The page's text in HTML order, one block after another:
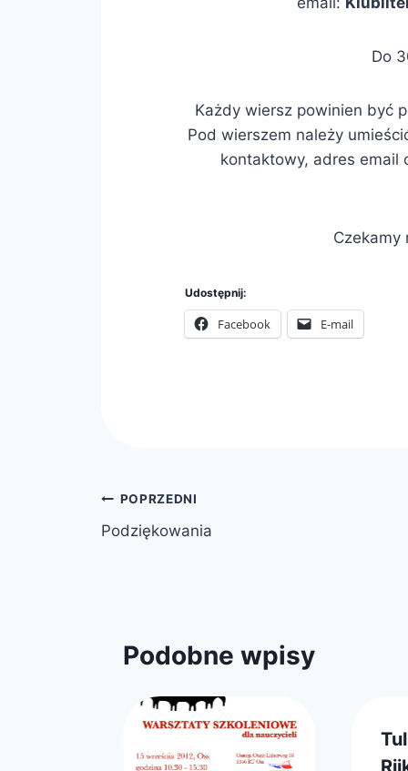
Do
Każdy wiersz powinien być
Pod wierszem należy
kontaktowy, adres email
Czekamy
Udostępnij:
Facebook E-mail
Nawigacja
wpisu
POPRZEDNI
Podziękowania
Podobne wpisy